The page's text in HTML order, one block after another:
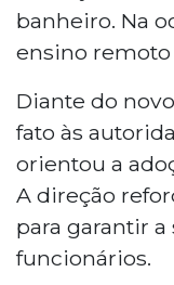
banheiro. Na
ensino remoto
Diante do
fato às
orientou a
A direção
para garantir
funcionários.